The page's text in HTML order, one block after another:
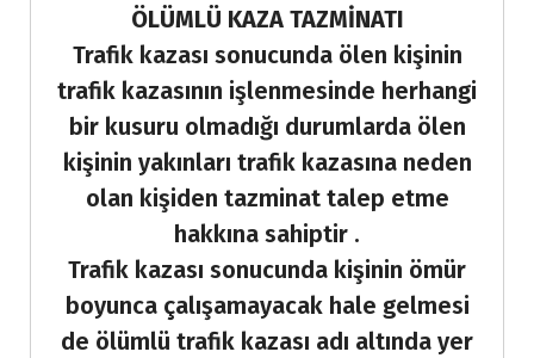
ÖLÜMLÜ KAZA TAZMİNATI
Trafik kazası sonucunda ölen kişinin
trafik kazasının işlenmesinde herhangi
bir kusuru olmadığı durumlarda ölen
kişinin yakınları trafik kazasına neden
olan kişiden tazminat talep etme
hakkına sahiptir .
Trafik kazası sonucunda kişinin ömür
boyunca çalışamayacak hale gelmesi
de ölümlü trafik kazası adı altında yer